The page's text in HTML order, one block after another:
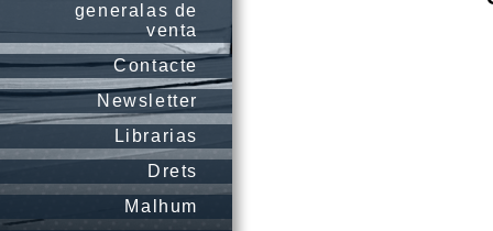
generalas de
venta
Contacte
Newsletter
Librarias
Drets
Malhum